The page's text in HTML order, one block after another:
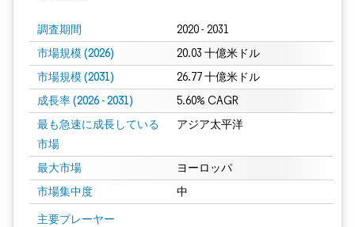
調査期間 2020 - 2031
市場規模 (2026) 20.03 十億米ドル
市場規模 (2031) 26.77 十億米ドル
成長率 (2026 - 2031) 5.60% CAGR
最も急速に成長している
市場
アジア太平洋
最大市場 ヨーロッパ
市場集中度 中
主要プレーヤー
画像 © Mordor Intelligence。再利用にはCC BY 4.0の表示が必要です。